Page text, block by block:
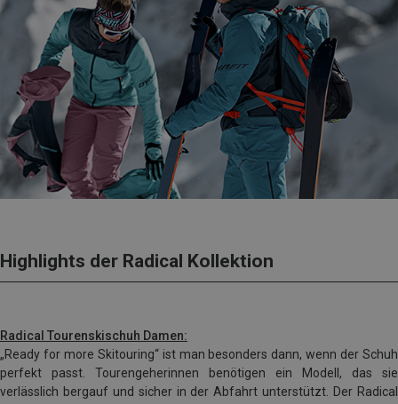
Highlights der Radical Kollektion
Radical Tourenskischuh Damen:
„Ready for more Skitouring“ ist man besonders dann, wenn der Schuh
perfekt passt. Tourengeherinnen benötigen ein Modell, das sie
verlässlich bergauf und sicher in der Abfahrt unterstützt. Der Radical